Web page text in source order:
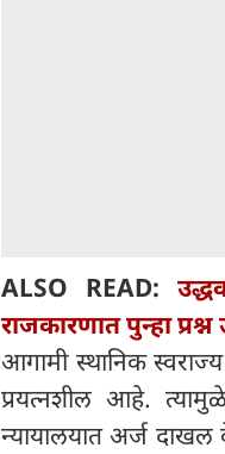
ALSO READ:
राजकारणात पुन्हा
आगामी स्थानिक
प्रयत्नशील आहे. त्यामुळे
न्यायालयात अर्ज दाखल